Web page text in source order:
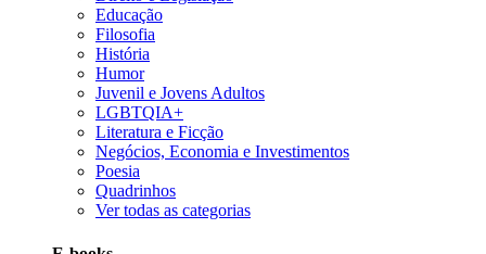
Educação
Filosofia
História
Humor
Juvenil e Jovens Adultos
LGBTQIA+
Literatura e Ficção
Negócios, Economia e Investimentos
Poesia
Quadrinhos
Ver todas as categorias